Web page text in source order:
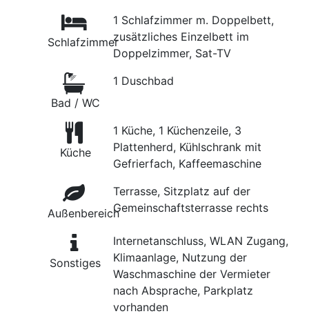
Schlafzimmer
1 Schlafzimmer m. Doppelbett,
zusätzliches Einzelbett im
Doppelzimmer, Sat-TV
Bad / WC
1 Duschbad
Küche
1 Küche, 1 Küchenzeile, 3
Plattenherd, Kühlschrank mit
Gefrierfach, Kaffeemaschine
Außenbereich
Terrasse, Sitzplatz auf der
Gemeinschaftsterrasse rechts
Sonstiges
Internetanschluss, WLAN Zugang,
Klimaanlage, Nutzung der
Waschmaschine der Vermieter
nach Absprache, Parkplatz
vorhanden